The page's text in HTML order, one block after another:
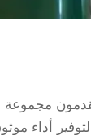
مجموعة
لتوفير أداء